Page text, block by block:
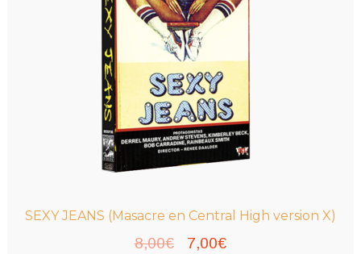
SEXY JEANS (Masacre en Central High version X)
8,00€
El7,00€El